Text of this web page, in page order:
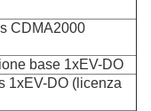
CDMA2000
base 1xEV-DO
1xEV-DO (licenza